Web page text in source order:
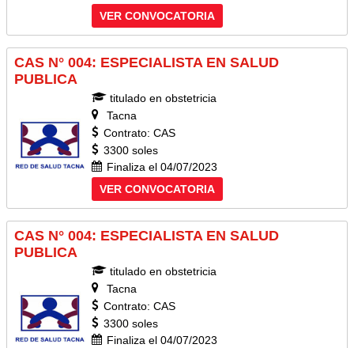
VER CONVOCATORIA
CAS N° 004: ESPECIALISTA EN SALUD
PUBLICA
titulado en obstetricia
Tacna
Contrato: CAS
3300 soles
Finaliza el 04/07/2023
VER CONVOCATORIA
CAS N° 004: ESPECIALISTA EN SALUD
PUBLICA
titulado en obstetricia
Tacna
Contrato: CAS
3300 soles
Finaliza el 04/07/2023